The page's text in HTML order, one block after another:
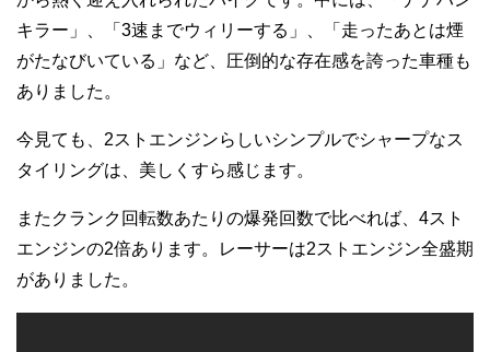
キラー」、「3速までウィリーする」、「走ったあとは煙
がたなびいている」など、圧倒的な存在感を誇った車種も
ありました。
今見ても、2ストエンジンらしいシンプルでシャープなス
タイリングは、美しくすら感じます。
またクランク回転数あたりの爆発回数で比べれば、4スト
エンジンの2倍あります。レーサーは2ストエンジン全盛期
がありました。